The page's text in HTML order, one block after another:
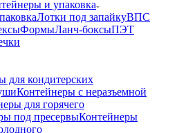
и упаковка
Лотки под запайкуВПС
ФормыЛанч-боксыПЭТ
для кондитерских
Контейнеры с неразъемной
для горячего
под пресервыКонтейнеры